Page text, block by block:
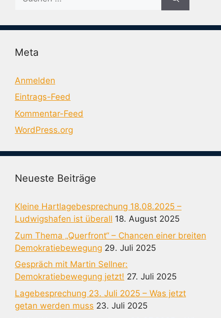
nach:
Meta
Anmelden
Eintrags-Feed
Kommentar-Feed
WordPress.org
Neueste Beiträge
Kleine Hartlagebesprechung 18.08.2025 –
Ludwigshafen ist überall 18. August 2025
Zum Thema „Querfront“ – Chancen einer breiten
Demokratiebewegung 29. Juli 2025
Gespräch mit Martin Sellner:
Demokratiebewegung jetzt! 27. Juli 2025
Lagebesprechung 23. Juli 2025 – Was jetzt
getan werden muss 23. Juli 2025